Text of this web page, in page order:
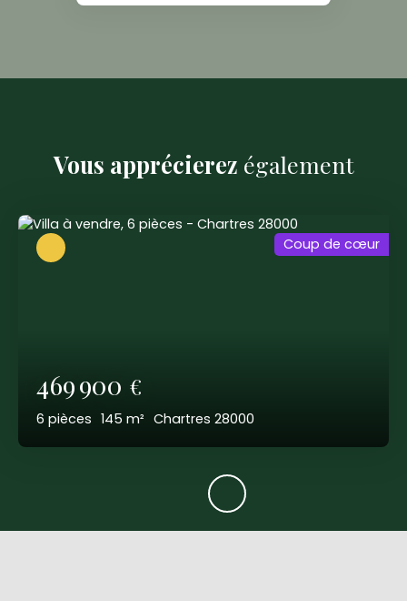
Vous apprécierez également
469 900 €
6 pièces 145 m² Chartres 28000
Coup de cœur